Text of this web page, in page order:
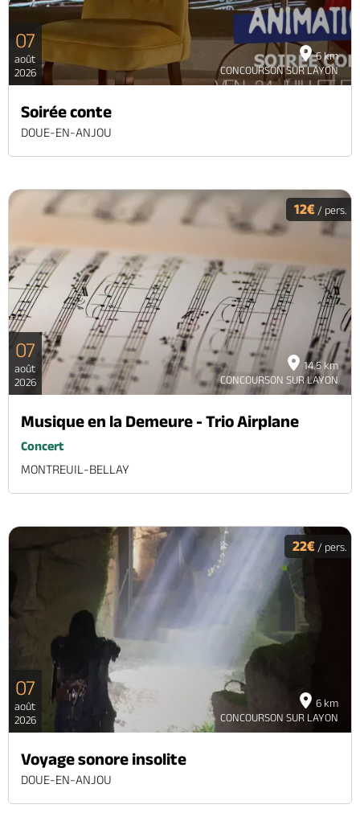
6 km
CONCOURSON SUR LAYON
07
août
2026
Soirée conte
DOUE-EN-ANJOU
14.5 km
CONCOURSON SUR LAYON
12€ / pers.
07
août
2026
Musique en la Demeure - Trio Airplane
Concert
MONTREUIL-BELLAY
6 km
CONCOURSON SUR LAYON
22€ / pers.
07
août
2026
Voyage sonore insolite
DOUE-EN-ANJOU